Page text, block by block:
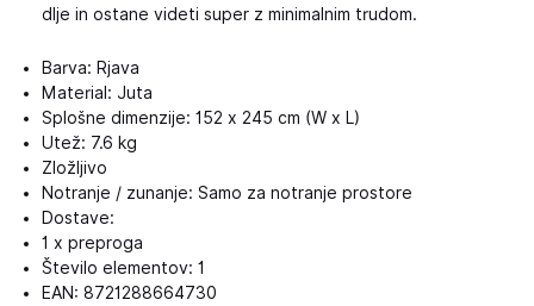
dlje in ostane videti super z minimalnim trudom.
Barva: Rjava
Material: Juta
Splošne dimenzije: 152 x 245 cm (W x L)
Utež: 7.6 kg
Zložljivo
Notranje / zunanje: Samo za notranje prostore
Dostave:
1 x preproga
Število elementov: 1
EAN: 8721288664730